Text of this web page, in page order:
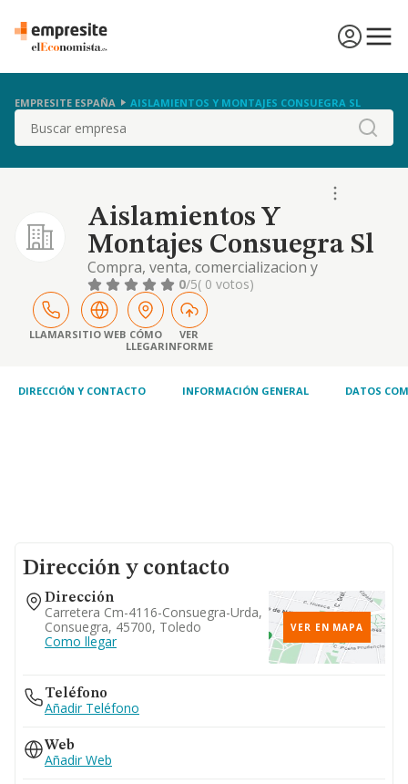
EMPRESITE ESPAÑA AISLAMIENTOS Y MONTAJES CONSUEGRA SL
Buscar
Aislamientos Y
Montajes Consuegra Sl
Compra, venta, comercializacion y
distribucion de materiales de construccion;
construccion, reparacion y conservacion de
obras; albanileria; revestimientos; solados y
pavimentados; decoracion; consolidacion y
preparacion
0/5( 0 votos)
LLAMARSITIO WEB CÓMO
LLEGAR
VER
INFORME
DIRECCIÓN Y CONTACTO INFORMACIÓN GENERAL DATOS
Dirección y contacto
Dirección
Carretera Cm-4116-Consuegra-Urda,
Consuegra, 45700, Toledo
Como llegar
VER EN MAPA
Teléfono
Añadir Teléfono
Web
Añadir Web